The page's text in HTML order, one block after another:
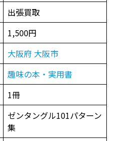
出張買取
1,500円
大阪府 大阪市
趣味の本・実用書
1冊
ゼンタングル101パターン
集